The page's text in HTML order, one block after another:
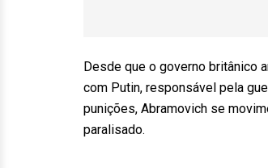
Desde que o governo britânico
com Putin, responsável pela
punições, Abramovich se
paralisado.